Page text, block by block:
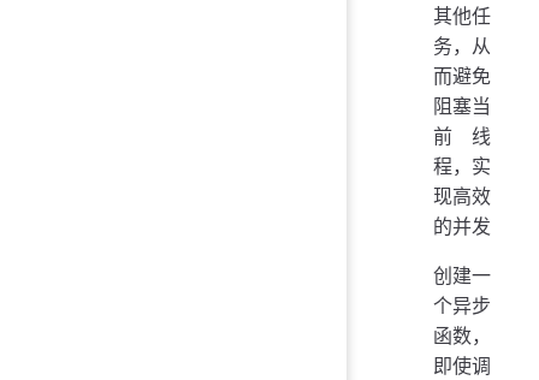
其他任
务，从
而避免
阻塞当
前线
程，实
现高效
的并发
创建一
个异步
函数，
即使调